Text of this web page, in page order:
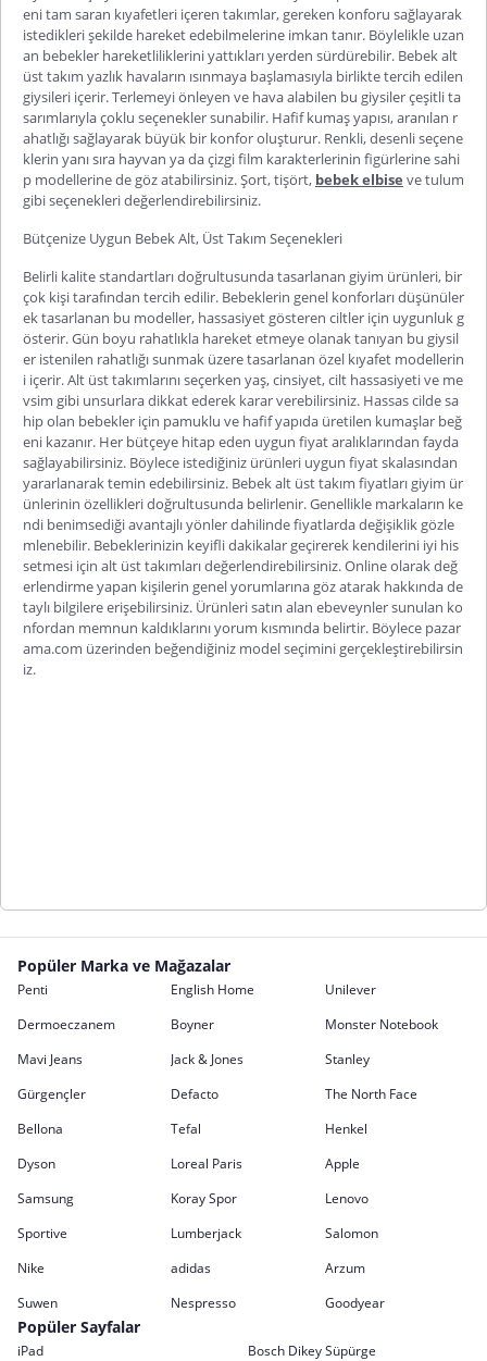
eni tam saran kıyafetleri içeren takımlar, gereken konforu sağlayarak
istedikleri şekilde hareket edebilmelerine imkan tanır. Böylelikle uzan
an bebekler hareketliliklerini yattıkları yerden sürdürebilir. Bebek alt
üst takım yazlık havaların ısınmaya başlamasıyla birlikte tercih edilen
giysileri içerir. Terlemeyi önleyen ve hava alabilen bu giysiler çeşitli ta
sarımlarıyla çoklu seçenekler sunabilir. Hafif kumaş yapısı, aranılan r
ahatlığı sağlayarak büyük bir konfor oluşturur. Renkli, desenli seçene
klerin yanı sıra hayvan ya da çizgi film karakterlerinin figürlerine sahi
p modellerine de göz atabilirsiniz. Şort, tişört, bebek elbise ve tulum
gibi seçenekleri değerlendirebilirsiniz.
Bütçenize Uygun Bebek Alt, Üst Takım Seçenekleri
Belirli kalite standartları doğrultusunda tasarlanan giyim ürünleri, bir
çok kişi tarafından tercih edilir. Bebeklerin genel konforları düşünüler
ek tasarlanan bu modeller, hassasiyet gösteren ciltler için uygunluk g
österir. Gün boyu rahatlıkla hareket etmeye olanak tanıyan bu giysil
er istenilen rahatlığı sunmak üzere tasarlanan özel kıyafet modellerin
i içerir. Alt üst takımlarını seçerken yaş, cinsiyet, cilt hassasiyeti ve me
vsim gibi unsurlara dikkat ederek karar verebilirsiniz. Hassas cilde sa
hip olan bebekler için pamuklu ve hafif yapıda üretilen kumaşlar beğ
eni kazanır. Her bütçeye hitap eden uygun fiyat aralıklarından fayda
sağlayabilirsiniz. Böylece istediğiniz ürünleri uygun fiyat skalasından
yararlanarak temin edebilirsiniz. Bebek alt üst takım fiyatları giyim ür
ünlerinin özellikleri doğrultusunda belirlenir. Genellikle markaların ke
ndi benimsediği avantajlı yönler dahilinde fiyatlarda değişiklik gözle
mlenebilir. Bebeklerinizin keyifli dakikalar geçirerek kendilerini iyi his
setmesi için alt üst takımları değerlendirebilirsiniz. Online olarak değ
erlendirme yapan kişilerin genel yorumlarına göz atarak hakkında de
taylı bilgilere erişebilirsiniz. Ürünleri satın alan ebeveynler sunulan ko
nfordan memnun kaldıklarını yorum kısmında belirtir. Böylece pazar
ama.com üzerinden beğendiğiniz model seçimini gerçekleştirebilirsin
iz.
Popüler Marka ve Mağazalar
Penti English Home
Unilever
Dermoeczanem
Boyner
Monster Notebook
Mavi Jeans
Jack & Jones
Stanley
Gürgençler
Defacto
The North Face
Bellona
Tefal
Henkel
Dyson
Loreal Paris
Apple
Samsung
Koray Spor
Lenovo
Sportive
Lumberjack
Salomon
Nike
adidas
Arzum
Suwen
Nespresso Goodyear
Popüler Sayfalar
iPad
Bosch Dikey Süpürge